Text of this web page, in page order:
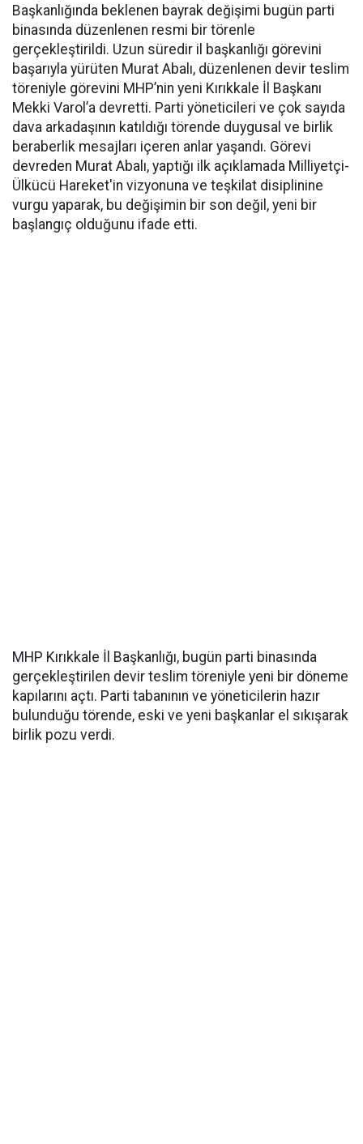
Başkanlığında beklenen bayrak değişimi bugün parti
binasında düzenlenen resmi bir törenle
gerçekleştirildi. Uzun süredir il başkanlığı görevini
başarıyla yürüten Murat Abalı, düzenlenen devir teslim
töreniyle görevini MHP’nin yeni Kırıkkale İl Başkanı
Mekki Varol’a devretti. Parti yöneticileri ve çok sayıda
dava arkadaşının katıldığı törende duygusal ve birlik
beraberlik mesajları içeren anlar yaşandı. Görevi
devreden Murat Abalı, yaptığı ilk açıklamada Milliyetçi-
Ülkücü Hareket'in vizyonuna ve teşkilat disiplinine
vurgu yaparak, bu değişimin bir son değil, yeni bir
başlangıç olduğunu ifade etti.
MHP Kırıkkale İl Başkanlığı, bugün parti binasında
gerçekleştirilen devir teslim töreniyle yeni bir döneme
kapılarını açtı. Parti tabanının ve yöneticilerin hazır
bulunduğu törende, eski ve yeni başkanlar el sıkışarak
birlik pozu verdi.